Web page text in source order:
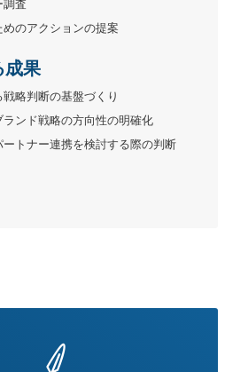
調査
のアクションの提案
果
略判断の基盤づくり
ンド戦略の方向性の明確化
トナー連携を検討する際の判断